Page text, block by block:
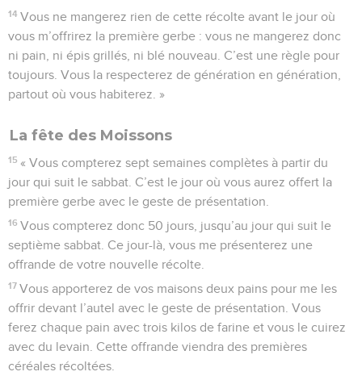
14 Vous ne mangerez rien de cette récolte avant le jour où
vous m’offrirez la première gerbe : vous ne mangerez donc
ni pain, ni épis grillés, ni blé nouveau. C’est une règle pour
toujours. Vous la respecterez de génération en génération,
partout où vous habiterez. »
La fête des Moissons
15 « Vous compterez sept semaines complètes à partir du
jour qui suit le sabbat. C’est le jour où vous aurez offert la
première gerbe avec le geste de présentation.
16 Vous compterez donc 50 jours, jusqu’au jour qui suit le
septième sabbat. Ce jour-là, vous me présenterez une
offrande de votre nouvelle récolte.
17 Vous apporterez de vos maisons deux pains pour me les
offrir devant l’autel avec le geste de présentation. Vous
ferez chaque pain avec trois kilos de farine et vous le cuirez
avec du levain. Cette offrande viendra des premières
céréales récoltées.